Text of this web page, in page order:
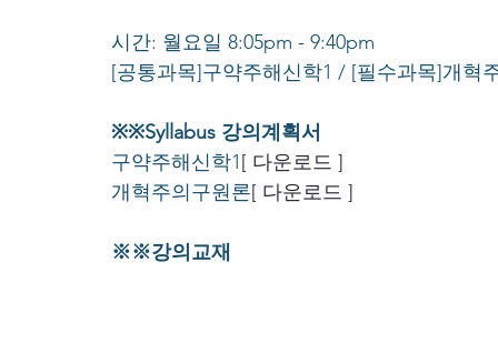
시간: 월요일 8:05pm - 9:40pm
[공통과목]구약주해신학1 / [필수과목]개혁
※※Syllabus 강의계획서
구약주해신학1[ 다운로드 ]
개혁주의구원론[ 다운로드 ]
※※강의교재